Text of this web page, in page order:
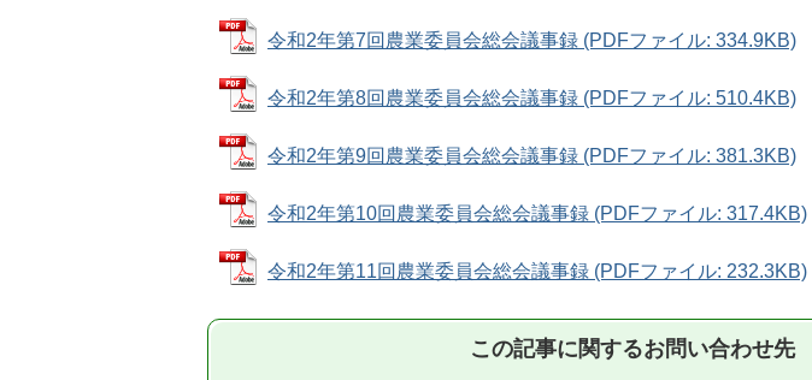
令和2年第7回農業委員会総会議事録 (PDFファイル: 334.9KB)
令和2年第8回農業委員会総会議事録 (PDFファイル: 510.4KB)
令和2年第9回農業委員会総会議事録 (PDFファイル: 381.3KB)
令和2年第10回農業委員会総会議事録 (PDFファイル: 317.4KB)
令和2年第11回農業委員会総会議事録 (PDFファイル: 232.3KB)
この記事に関するお問い合わせ先